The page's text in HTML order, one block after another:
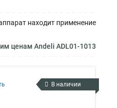
находит применение
ценам Andeli ADL01-1013
В наличии